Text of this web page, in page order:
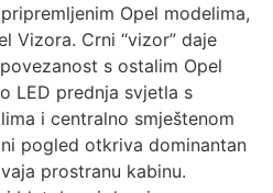
Opel modelima,
Vizora. Crni “vizor” daje
s ostalim Opel
LED prednja svjetla s
i centralno smještenom
pogled otkriva dominantan
prostranu kabinu.